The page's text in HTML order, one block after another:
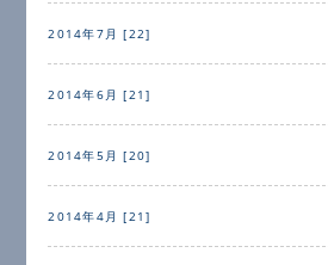
2014年7月 [22]
2014年6月 [21]
2014年5月 [20]
2014年4月 [21]